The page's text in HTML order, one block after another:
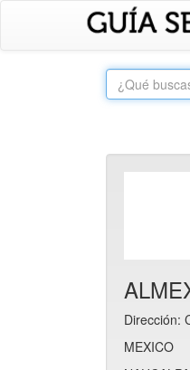
Dirección:
MEXICO